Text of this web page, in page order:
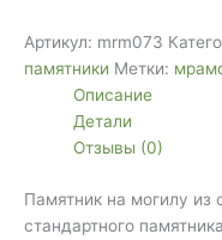
Артикул: mrm073
памятники Метки:
Описание
Детали
Отзывы (0)
Памятник на могилу из
стандартного